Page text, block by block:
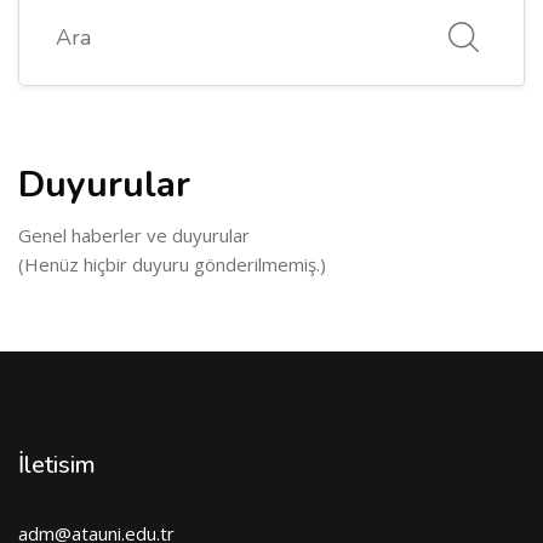
Duyurular
Genel haberler ve duyurular
(Henüz hiçbir duyuru gönderilmemiş.)
İletisim
adm@atauni.edu.tr